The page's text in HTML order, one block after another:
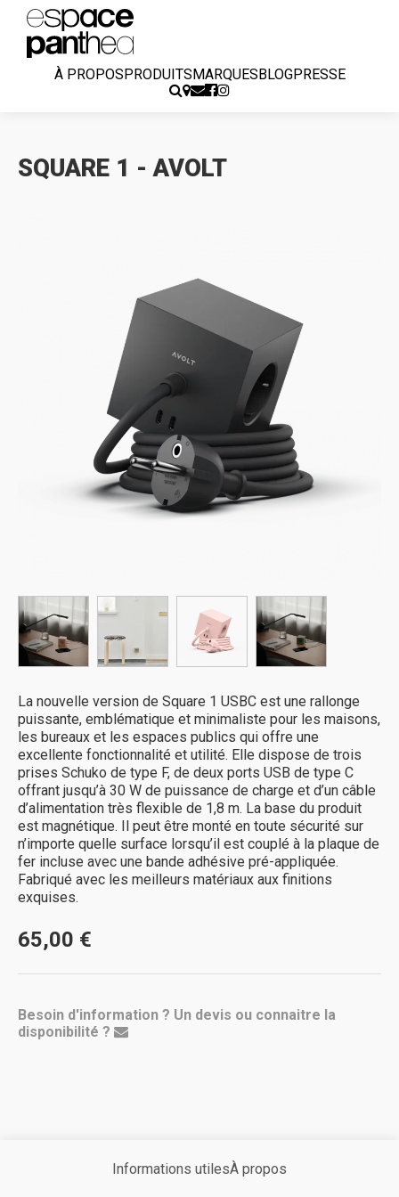
À PROPOSPRODUITSMARQUESBLOGPRESSE
SQUARE 1 - AVOLT
La nouvelle version de Square 1 USBC est une rallonge
puissante, emblématique et minimaliste pour les maisons,
les bureaux et les espaces publics qui offre une
excellente fonctionnalité et utilité. Elle dispose de trois
prises Schuko de type F, de deux ports USB de type C
offrant jusqu’à 30 W de puissance de charge et d’un câble
d’alimentation très flexible de 1,8 m. La base du produit
est magnétique. Il peut être monté en toute sécurité sur
n’importe quelle surface lorsqu’il est couplé à la plaque de
fer incluse avec une bande adhésive pré-appliquée.
Fabriqué avec les meilleurs matériaux aux finitions
exquises.
65,00 €
Besoin d'information ? Un devis ou connaitre la
disponibilité ?
Informations utilesÀ propos